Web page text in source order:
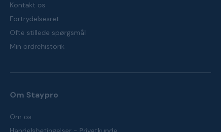
Kontakt os
Fortrydelsesret
Ofte stillede spørgsmål
Min ordrehistorik
Om Staypro
Om os